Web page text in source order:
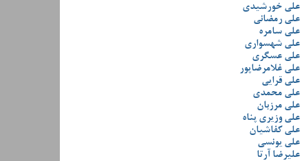
علی خورشیدی
علی رمضانی
علی سامره
علی شهسواری
علی عسگری
علی غلامرضاپور
علی قرایی
علی محمدی
علی مرزبان
علی وزیری پناه
علی کفاشیان
علی یونسی
علیرضا آرتا